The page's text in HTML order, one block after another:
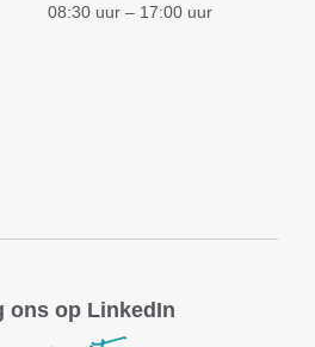
08:30 uur – 17:00 uur
ons op LinkedIn